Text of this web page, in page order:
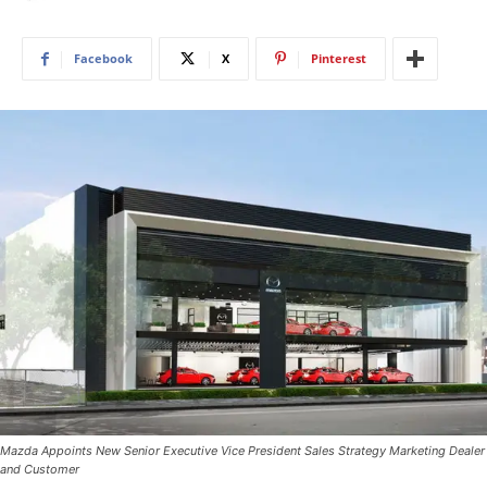
Facebook X Pinterest
Mazda Appoints New Senior Executive Vice President Sales Strategy Marketing Dealer
and Customer